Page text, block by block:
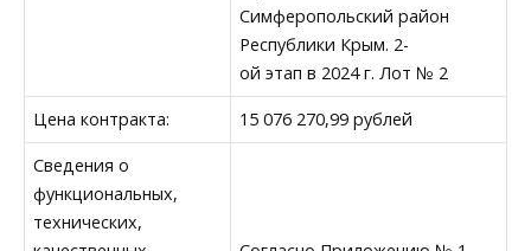
Симферопольский район
Республики Крым. 2-
ой этап в 2024 г. Лот № 2
Цена контракта: 15 076 270,99 рублей
Сведения о
функциональных,
технических,